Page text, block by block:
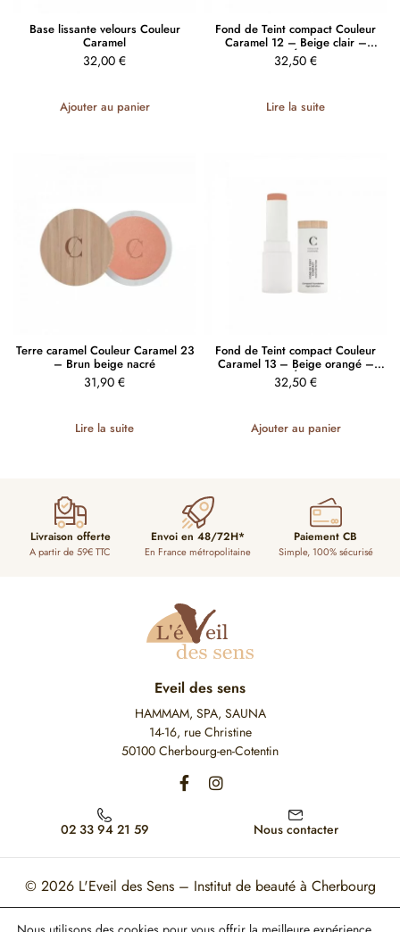
Base lissante velours Couleur
Caramel
32,00 €
Ajouter au panier
Fond de Teint compact Couleur
Caramel 12 – Beige clair –
HAUTE DÉFINITION
32,50 €
Lire la suite
Terre caramel Couleur Caramel 23
– Brun beige nacré
31,90 €
Lire la suite
Fond de Teint compact Couleur
Caramel 13 – Beige orangé –
HAUTE DÉFINITION
32,50 €
Ajouter au panier
Livraison offerte
A partir de 59€ TTC
Envoi en 48/72H*
En France métropolitaine
Paiement CB
Simple, 100% sécurisé
Eveil des sens
HAMMAM, SPA, SAUNA
14-16, rue Christine
50100 Cherbourg-en-Cotentin
02 33 94 21 59 Nous contacter
© 2026 L'Eveil des Sens – Institut de beauté à Cherbourg
Mon Compte Mentions légales CGV